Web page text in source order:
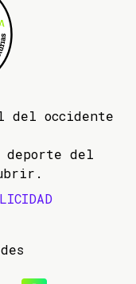
del occidente
del